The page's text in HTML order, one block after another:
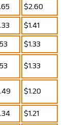
$2.60
$1.41
$1.33
$1.33
$1.20
$1.21